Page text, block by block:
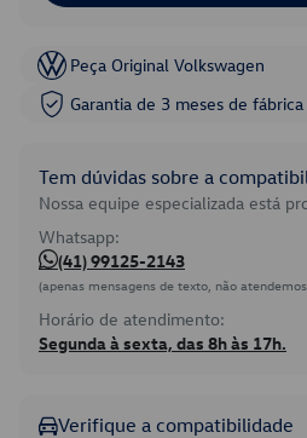
Peça Original Volkswagen
Garantia de 3 meses de fábrica
Tem dúvidas sobre a
Nossa equipe especializada está
Whatsapp:
(41) 99125-2143
(apenas mensagens de texto, não
Horário de atendimento:
Segunda à sexta, das 8h às 17h.
Verifique a compatibilidade